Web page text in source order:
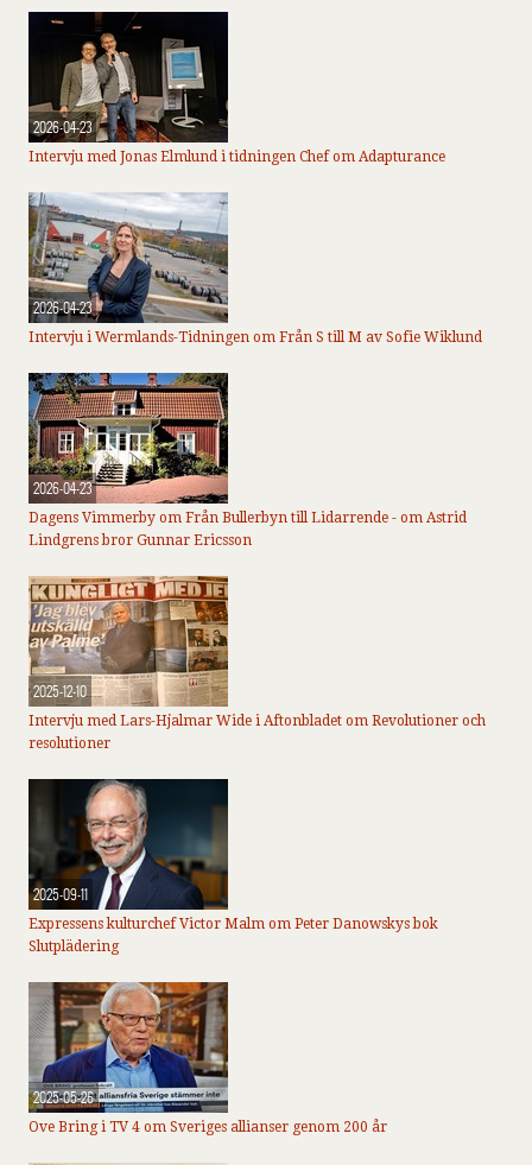
2026-04-23
Intervju med Jonas Elmlund i tidningen Chef om Adapturance
2026-04-23
Intervju i Wermlands-Tidningen om Från S till M av Sofie Wiklund
2026-04-23
Dagens Vimmerby om Från Bullerbyn till Lidarrende - om Astrid
Lindgrens bror Gunnar Ericsson
2025-12-10
Intervju med Lars-Hjalmar Wide i Aftonbladet om Revolutioner och
resolutioner
2025-09-11
Expressens kulturchef Victor Malm om Peter Danowskys bok
Slutplädering
2025-05-26
Ove Bring i TV 4 om Sveriges allianser genom 200 år